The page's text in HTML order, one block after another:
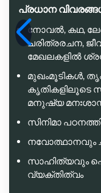
പ്രധാന
നോവൽ, കഥ,
ചരിത്രരചന,
മേഖലകളിൽ
മുഖംമൂടികൾ,
കൃതികളിലൂടെ
മനുഷ്യ
സിനിമാ
നവോത്ഥാനവും
സാഹിത്യവും
വ്യക്തിത്വം